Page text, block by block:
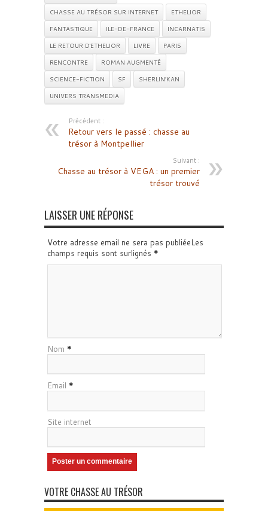
CHASSE AU TRÉSOR SUR INTERNET
ETHELIOR
FANTASTIQUE
ILE-DE-FRANCE
INCARNATIS
LE RETOUR D'ETHELIOR
LIVRE
PARIS
RENCONTRE
ROMAN AUGMENTÉ
SCIENCE-FICTION
SF
SHERLIN’KAN
UNIVERS TRANSMEDIA
Précédent :
Retour vers le passé : chasse au
trésor à Montpellier
Suivant :
Chasse au trésor à VEGA : un premier
trésor trouvé
LAISSER UNE RÉPONSE
Votre adresse email ne sera pas publiéeLes
champs requis sont surlignés *
Nom *
Email *
Site internet
VOTRE CHASSE AU TRÉSOR